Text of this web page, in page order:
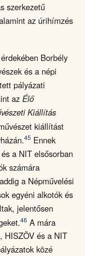
szerkezetű
az úrihímzés
Borbély
és a népi
pályázati
az Élő
Kiállítás
kiállítást
45 Ennek
a NIT elsősorban
számára
a Népművelési
egyéni alkotók és
jelentősen
46 A mára
HISZÖV és a NIT
közé